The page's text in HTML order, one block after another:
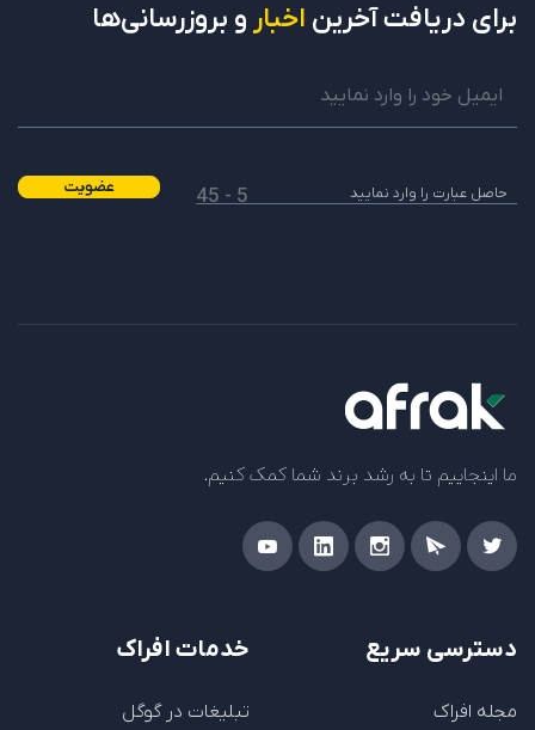
برای دریافتآخرین اخبار و بروزرسانی‌ها
5 - 45 عضویت
ما اینجاییم تا به رشد برند شما کمک کنیم.
دسترسی سریع
مجله افراک
خدمات افراک
تبلیغات در گوگل